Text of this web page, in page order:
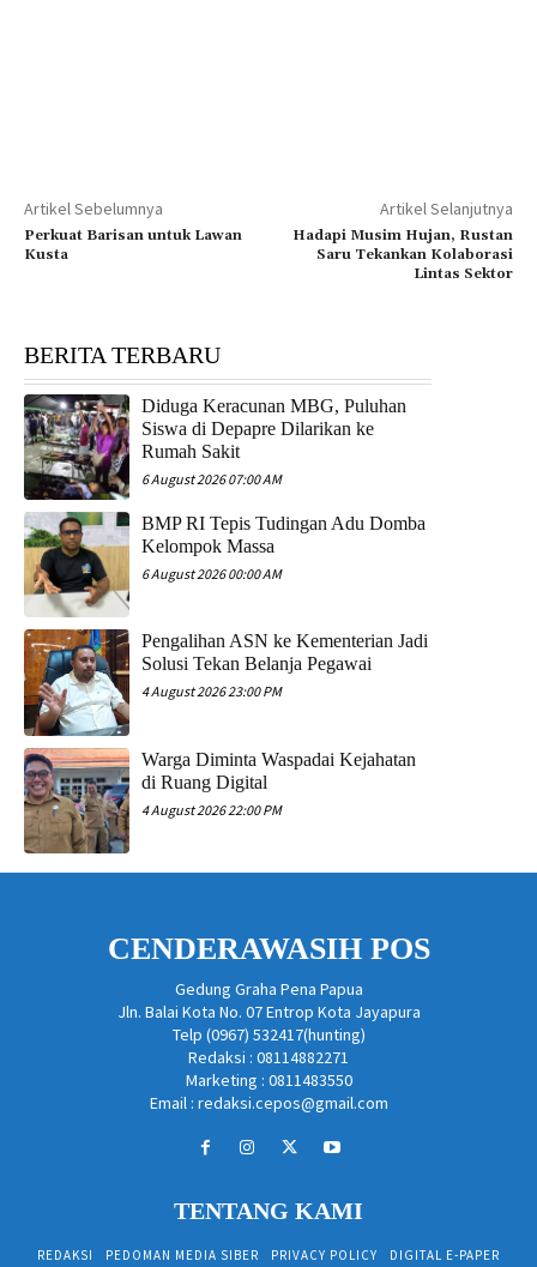
Artikel Sebelumnya
Perkuat Barisan untuk Lawan
Kusta
Artikel Selanjutnya
Hadapi Musim Hujan, Rustan
Saru Tekankan Kolaborasi
Lintas Sektor
BERITA TERBARU
Diduga Keracunan MBG, Puluhan
Siswa di Depapre Dilarikan ke
Rumah Sakit
6 August 2026 07:00 AM
​BMP RI Tepis Tudingan Adu Domba
Kelompok Massa
6 August 2026 00:00 AM
Pengalihan ASN ke Kementerian Jadi
Solusi Tekan Belanja Pegawai
4 August 2026 23:00 PM
Warga Diminta Waspadai Kejahatan
di Ruang Digital
4 August 2026 22:00 PM
CENDERAWASIH POS
Gedung Graha Pena Papua
Jln. Balai Kota No. 07 Entrop Kota Jayapura
Telp (0967) 532417(hunting)
Redaksi : 08114882271
Marketing : 0811483550
Email : redaksi.cepos@gmail.com
TENTANG KAMI
REDAKSI PEDOMAN MEDIA SIBER PRIVACY POLICY DIGITAL E-PAPER